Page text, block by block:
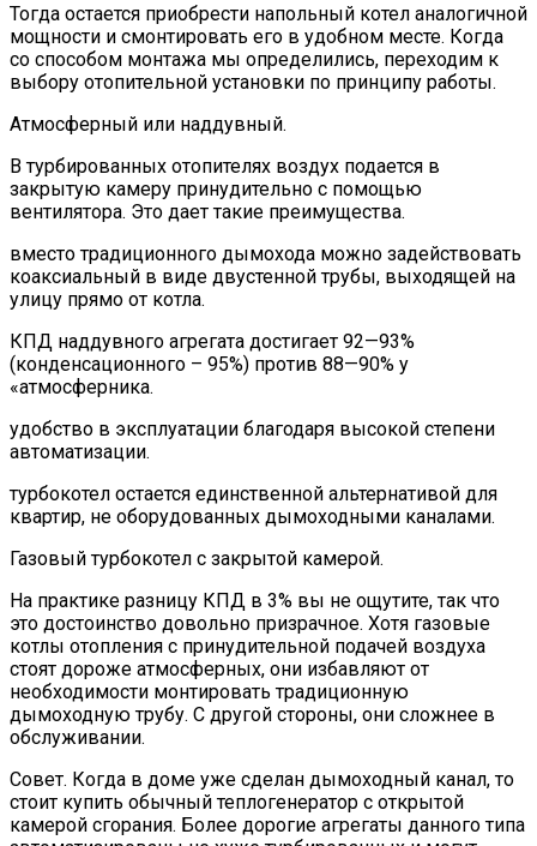
Тогда остается приобрести напольный котел аналогичной
мощности и смонтировать его в удобном месте. Когда
со способом монтажа мы определились, переходим к
выбору отопительной установки по принципу работы.
Атмосферный или наддувный.
В турбированных отопителях воздух подается в
закрытую камеру принудительно с помощью
вентилятора. Это дает такие преимущества.
вместо традиционного дымохода можно задействовать
коаксиальный в виде двустенной трубы, выходящей на
улицу прямо от котла.
КПД наддувного агрегата достигает 92—93%
(конденсационного – 95%) против 88—90% у
«атмосферника.
удобство в эксплуатации благодаря высокой степени
автоматизации.
турбокотел остается единственной альтернативой для
квартир, не оборудованных дымоходными каналами.
Газовый турбокотел с закрытой камерой.
На практике разницу КПД в 3% вы не ощутите, так что
это достоинство довольно призрачное. Хотя газовые
котлы отопления с принудительной подачей воздуха
стоят дороже атмосферных, они избавляют от
необходимости монтировать традиционную
дымоходную трубу. С другой стороны, они сложнее в
обслуживании.
Совет. Когда в доме уже сделан дымоходный канал, то
стоит купить обычный теплогенератор с открытой
камерой сгорания. Более дорогие агрегаты данного типа